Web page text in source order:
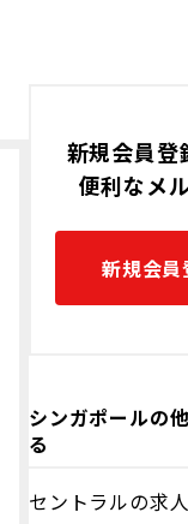
新規会員登
便利なメ
新規会員
シンガポールの
る
セントラルの求